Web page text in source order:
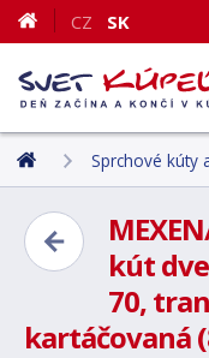
CZ SK
Sprchové kúty
kút
70,
kartáčovaná